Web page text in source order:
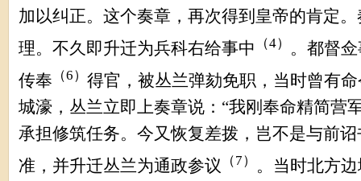
加以纠正。这个奏章，再次得到皇帝的肯定
理。不久即升迁为兵科右给事中 （4） 。都督
传奉 （6） 得官，被丛兰弹劾免职，当时曾有
城濠，丛兰立即上奏章说： “我刚奉命精简营
承担修筑任务。今又恢复差拨，岂不是与前
准，并升迁丛兰为通政参议 （7） 。当时北方